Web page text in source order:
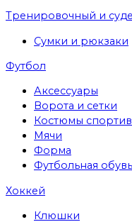
Тренировочный и
Сумки и рюкзаки
Футбол
Аксессуары
Ворота и сетки
Костюмы
Мячи
Форма
Футбольная обувь
Хоккей
Клюшки